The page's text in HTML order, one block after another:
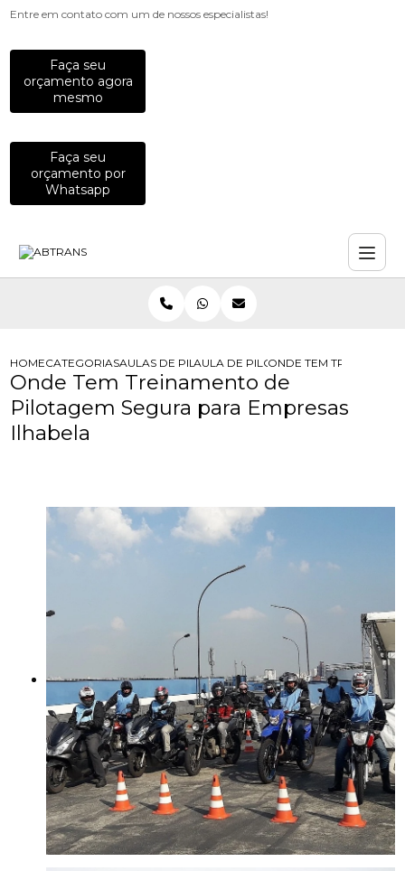
Entre em contato com um de nossos especialistas!
Faça seu
orçamento agora
mesmo
Faça seu
orçamento por
Whatsapp
HOMECATEGORIASAULAS DE PILOTAGEM PARA EMPRESAS
AULA DE PILOTAGEM PARA
ONDE TEM
Onde Tem Treinamento de
Pilotagem Segura para Empresas
Ilhabela